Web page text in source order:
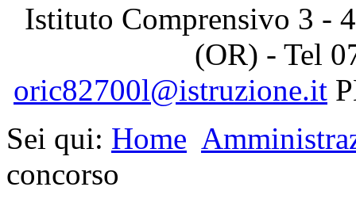
Istituto Comprensivo 3 -
(OR) - Tel
oric82700l@istruzione.it
Sei qui: Home
concorso